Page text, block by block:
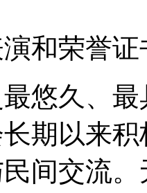
和荣誉
悠久、
期以来
间交流